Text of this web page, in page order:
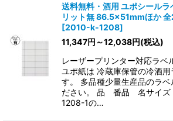
送料無料・酒用 ユポシール
リット無 86.5×51mmほか 全
[2010-k-1208]
11,347円 ～12,038円(税込)
レーザープリンター対応ラベ
ユポ紙は 冷蔵庫保管の冷酒
す。 多品種少量生産品のラベ
ださい。 品 番品 名サイズ
1208-1の…